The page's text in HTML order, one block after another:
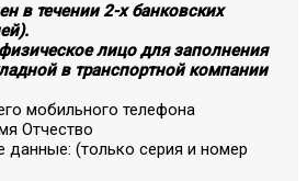
в течении 2-х банковских
лицо для заполнения
в транспортной компании
мобильного телефона
Отчество
данные: (только серия и номер